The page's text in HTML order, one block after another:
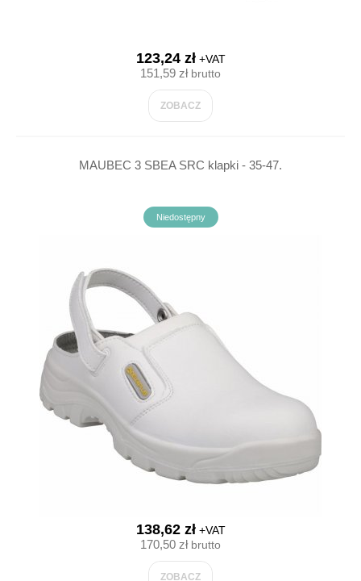
123,24 zł+VAT
151,59 złbrutto
ZOBACZ
MAUBEC 3 SBEA SRC klapki - 35-47.
Niedostępny
138,62 zł+VAT
170,50 złbrutto
ZOBACZ